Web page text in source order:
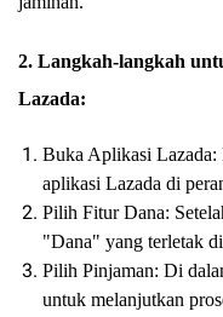
2. Langkah-langkah
Lazada:
Buka Aplikasi Lazada:
aplikasi Lazada di
Pilih Fitur Dana:
"Dana" yang terletak
Pilih Pinjaman: Di
untuk melanjutkan